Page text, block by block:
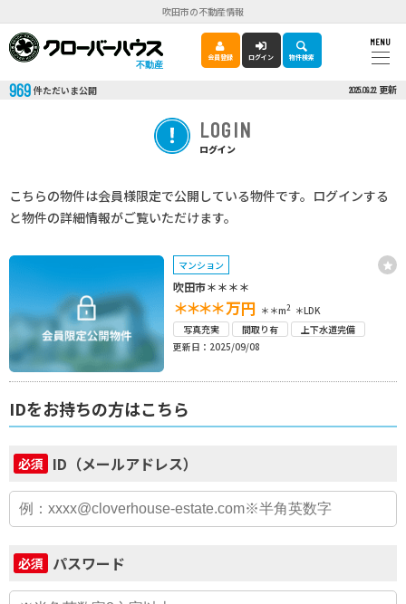
吹田市の不動産情報
不動産
会員登録 ログイン 物件検索
MENU
969 件ただいま公開 2025.09.22 更新
LOGIN
ログイン
こちらの物件は会員様限定で公開している物件です。ログインする
と物件の詳細情報がご覧いただけます。
マンション
吹田市＊＊＊＊
＊＊＊＊万円 ＊＊m2 ＊LDK
写真充実
間取り有
上下水道完備
更新日：2025/09/08
IDをお持ちの方はこちら
必須 ID（メールアドレス）
必須 パスワード